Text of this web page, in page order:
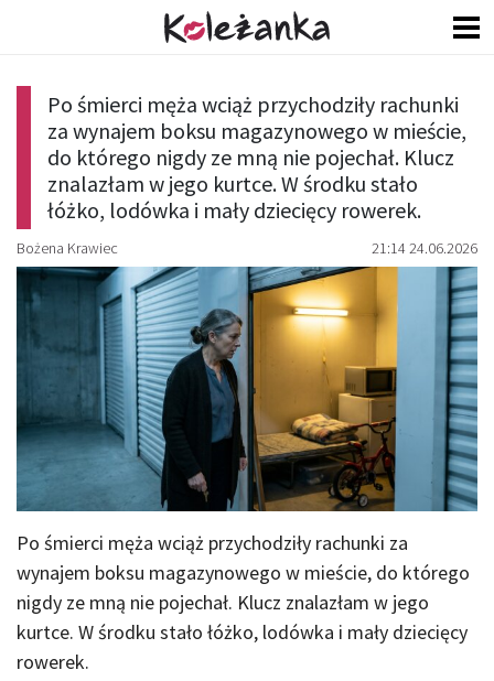
Po śmierci męża wciąż przychodziły rachunki
za wynajem boksu magazynowego w mieście,
do którego nigdy ze mną nie pojechał. Klucz
znalazłam w jego kurtce. W środku stało
łóżko, lodówka i mały dziecięcy rowerek.
Bożena Krawiec 21:14 24.06.2026
Po śmierci męża wciąż przychodziły rachunki za
wynajem boksu magazynowego w mieście, do którego
nigdy ze mną nie pojechał. Klucz znalazłam w jego
kurtce. W środku stało łóżko, lodówka i mały dziecięcy
rowerek.